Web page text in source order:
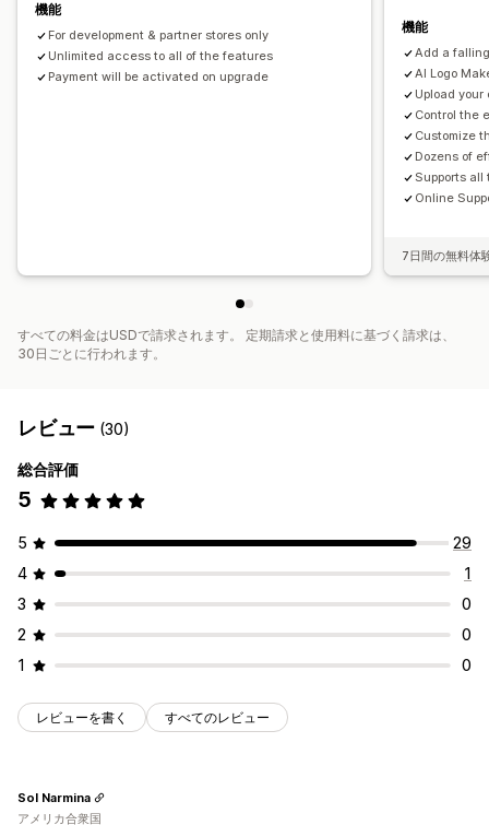
機能
For development & partner stores only
Unlimited access to all of the features
Payment will be activated on upgrade
機能
Add a
AI Logo
Upload
Control the
Customize
Dozens of
Supports all
Online
7日間の無料体
すべての料金はUSDで請求されます。 定期請求と使用料に基づく請求は、
30日ごとに行われます。
レビュー (30)
総合評価
5
5
29
4
1
3
0
2
0
1
0
レビューを書く すべてのレビュー
Sol Narmina
アメリカ合衆国